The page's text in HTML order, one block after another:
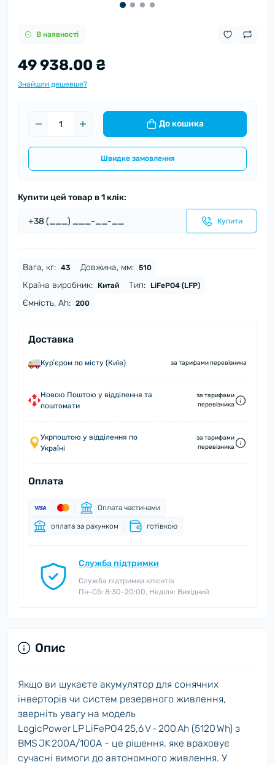
В наявності
49 938.00 ₴
Знайшли дешевше?
До кошика
Швидке замовлення
Купити цей товар в 1 клік:
Купити
Вага, кг: 43 Довжина, мм: 510
Країна виробник: Китай Тип: LiFePO4 (LFP)
Ємність, Ah: 200
Доставка
Курʼєром по місту (Київ) за тарифами перевізника
Новою Поштою у відділення та
поштомати
за тарифами
перевізника
Укрпоштою у відділення по
Україні
за тарифами
перевізника
Оплата
Оплата частинами
оплата за рахунком готівкою
Служба підтримки
Служба підтримки клієнтів
Пн-Сб: 8:30-20:00, Неділя: Вихідний
Опис
Якщо ви шукаєте акумулятор для сонячних
інверторів чи систем резервного живлення,
зверніть увагу на модель
LogicPower LP LiFePO4 25,6 V - 200 Ah (5120 Wh) з
BMS JK 200A/100A - це рішення, яке враховує
сучасні вимоги до автономного живлення. У